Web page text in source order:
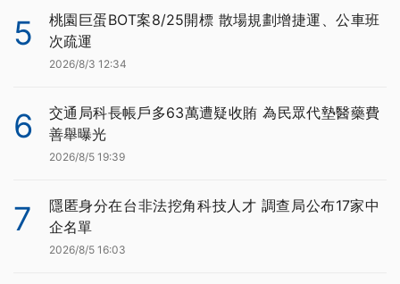
5
桃園巨蛋BOT案8/25開標 散場規劃增捷運、公車班
次疏運
2026/8/3 12:34
6
交通局科長帳戶多63萬遭疑收賄 為民眾代墊醫藥費
善舉曝光
2026/8/5 19:39
7
隱匿身分在台非法挖角科技人才 調查局公布17家中
企名單
2026/8/5 16:03